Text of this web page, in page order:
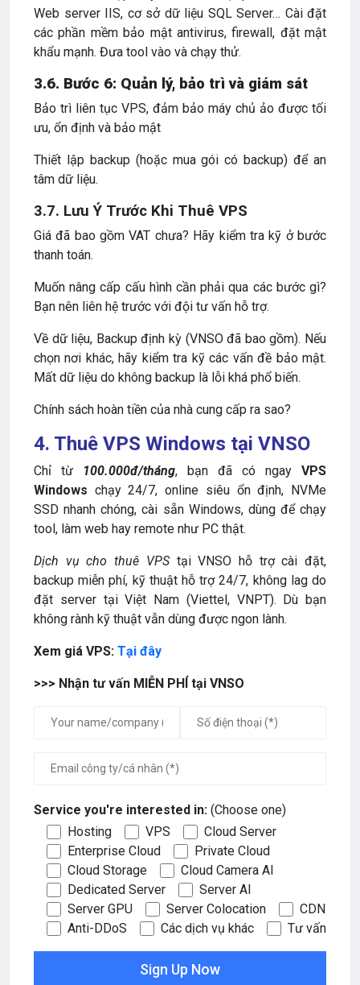
Web server IIS, cơ sở dữ liệu SQL Server… Cài đặt
các phần mềm bảo mật antivirus, firewall, đặt mật
khẩu mạnh. Đưa tool vào và chạy thử.
3.6. Bước 6: Quản lý, bảo trì và giám sát
Bảo trì liên tục VPS, đảm bảo máy chủ ảo được tối
ưu, ổn định và bảo mật
Thiết lập backup (hoặc mua gói có backup) để an
tâm dữ liệu.
3.7. Lưu Ý Trước Khi Thuê VPS
Giá đã bao gồm VAT chưa? Hãy kiểm tra kỹ ở bước
thanh toán.
Muốn nâng cấp cấu hình cần phải qua các bước gì?
Bạn nên liên hệ trước với đội tư vấn hỗ trợ.
Về dữ liệu, Backup định kỳ (VNSO đã bao gồm). Nếu
chọn nơi khác, hãy kiểm tra kỹ các vấn đề bảo mật.
Mất dữ liệu do không backup là lỗi khá phổ biến.
Chính sách hoàn tiền của nhà cung cấp ra sao?
4. Thuê VPS Windows tại VNSO
Chỉ từ 100.000đ/tháng, bạn đã có ngay VPS
Windows chạy 24/7, online siêu ổn định, NVMe
SSD nhanh chóng, cài sẵn Windows, dùng để chạy
tool, làm web hay remote như PC thật.
Dịch vụ cho thuê VPStại VNSO hỗ trợ cài đặt,
backup miễn phí, kỹ thuật hỗ trợ 24/7, không lag do
đặt server tại Việt Nam (Viettel, VNPT). Dù bạn
không rành kỹ thuật vẫn dùng được ngon lành.
Xem giá VPS: Tại đây
>>> Nhận tư vấn MIỄN PHÍ tại VNSO
Service you're interested in: (Choose one)
Hosting
VPS
Cloud Server
Enterprise Cloud
Private Cloud
Cloud Storage
Cloud Camera AI
Dedicated Server
Server AI
Server GPU
Server Colocation
CDN
Anti-DDoS
Các dịch vụ khác Tư vấn